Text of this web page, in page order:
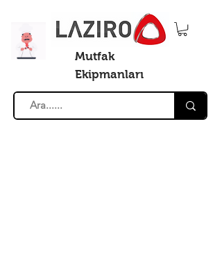
Mutfak
Ekipmanları